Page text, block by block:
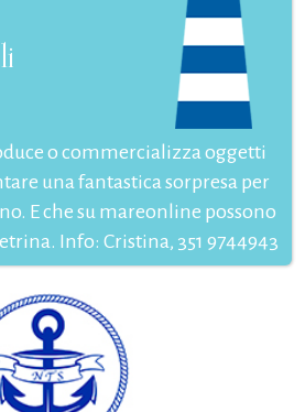
o commercializza oggetti
una fantastica sorpresa per
E che su mareonline possono
Info: Cristina, 351 9744943